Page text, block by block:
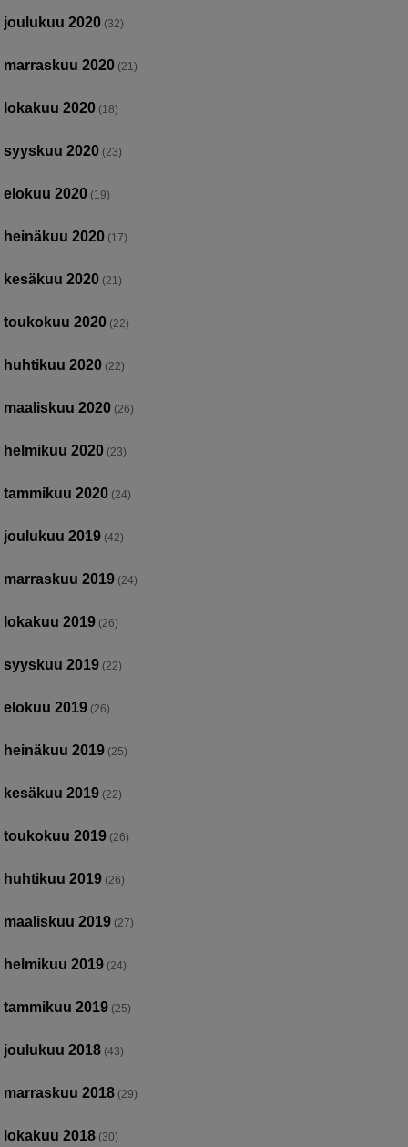
joulukuu 2020 (32)
marraskuu 2020 (21)
lokakuu 2020 (18)
syyskuu 2020 (23)
elokuu 2020 (19)
heinäkuu 2020 (17)
kesäkuu 2020 (21)
toukokuu 2020 (22)
huhtikuu 2020 (22)
maaliskuu 2020 (26)
helmikuu 2020 (23)
tammikuu 2020 (24)
joulukuu 2019 (42)
marraskuu 2019 (24)
lokakuu 2019 (26)
syyskuu 2019 (22)
elokuu 2019 (26)
heinäkuu 2019 (25)
kesäkuu 2019 (22)
toukokuu 2019 (26)
huhtikuu 2019 (26)
maaliskuu 2019 (27)
helmikuu 2019 (24)
tammikuu 2019 (25)
joulukuu 2018 (43)
marraskuu 2018 (29)
lokakuu 2018 (30)